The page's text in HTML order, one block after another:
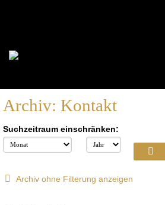
Archiv: Kontakt
Suchzeitraum einschränken:
Archiv ohne Filterung anzeigen